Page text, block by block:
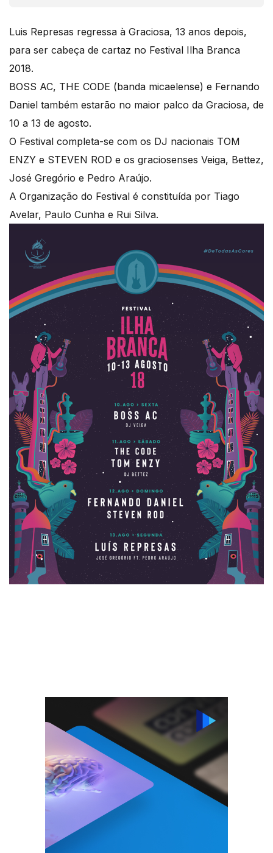
Luis Represas regressa à Graciosa, 13 anos depois,
para ser cabeça de cartaz no Festival Ilha Branca
2018.
BOSS AC, THE CODE (banda micaelense) e Fernando
Daniel também estarão no maior palco da Graciosa, de
10 a 13 de agosto.
O Festival completa-se com os DJ nacionais TOM
ENZY e STEVEN ROD e os graciosenses Veiga, Bettez,
José Gregório e Pedro Araújo.
A Organização do Festival é constituída por Tiago
Avelar, Paulo Cunha e Rui Silva.